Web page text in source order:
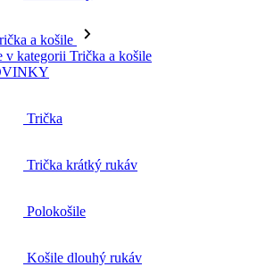
a košile
v kategorii Trička a košile
Trička
Trička krátký rukáv
Polokošile
Košile dlouhý rukáv